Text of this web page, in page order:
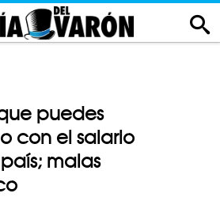
puedes
con el salario
malas